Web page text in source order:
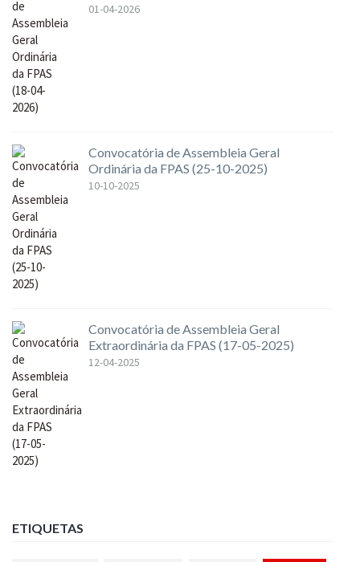
01-04-2026
Convocatória de Assembleia Geral
Ordinária da FPAS (25-10-2025)
10-10-2025
Convocatória de Assembleia Geral
Extraordinária da FPAS (17-05-2025)
12-04-2025
ETIQUETAS